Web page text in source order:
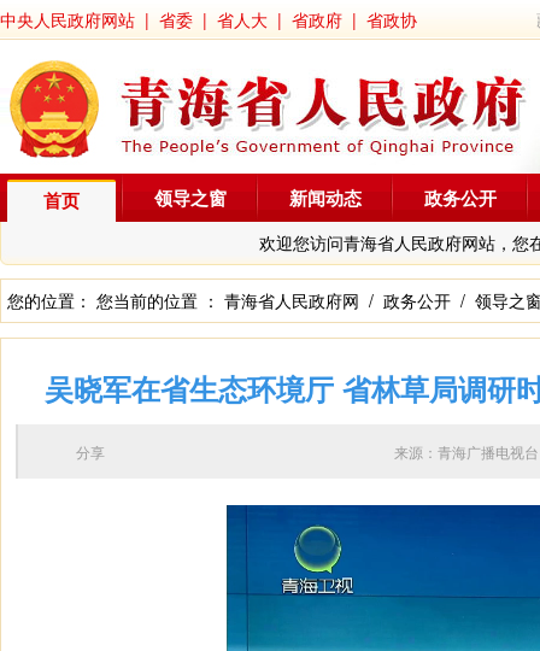
中央人民政府网站 | 省委 | 省人大 | 省政府 | 省政协
首页
欢迎您访问青海省人民政府网站，您
领导之窗 新闻动态 政务公开
您的位置： 您当前的位置 ： 青海省人民政府网 / 政务公开 / 领导之
吴晓军在省生态环境厅 省林草局调研
来源：青海广播电
分享